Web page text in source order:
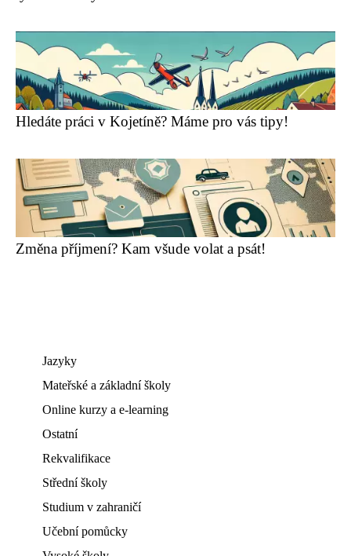
Hledáte práci v Kojetíně? Máme pro vás tipy!
Změna příjmení? Kam všude volat a psát!
Jazyky
Mateřské a základní školy
Online kurzy a e-learning
Ostatní
Rekvalifikace
Střední školy
Studium v zahraničí
Učební pomůcky